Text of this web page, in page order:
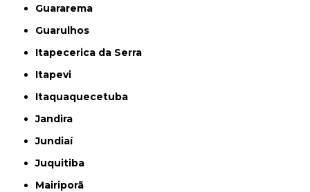
Guararema
Guarulhos
Itapecerica da Serra
Itapevi
Itaquaquecetuba
Jandira
Jundiaí
Juquitiba
Mairiporã